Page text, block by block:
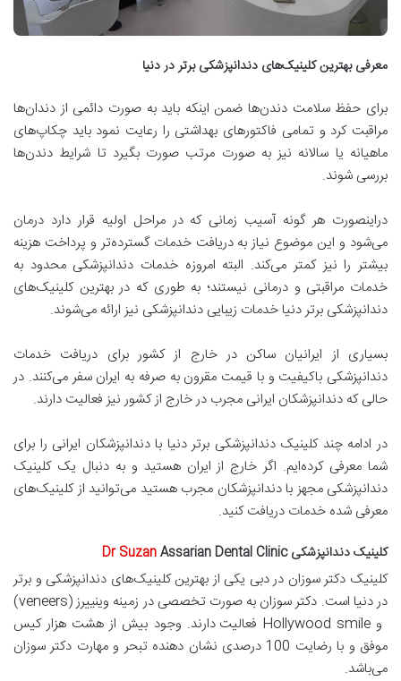
معرفی بهترین کلینیک‌های دندانپزشکی برتر در دنیا
برای حفظ سلامت دندن‌ها ضمن اینکه باید به صورت دائمی از دندان‌ها
مراقبت کرد و تمامی فاکتورهای بهداشتی را رعایت نمود باید چکاپ‌های
ماهیانه یا سالانه نیز به صورت مرتب صورت بگیرد تا شرایط دندن‌ها
بررسی شوند.
دراینصورت هر گونه آسیب زمانی که در مراحل اولیه قرار دارد درمان
می‌شود و این موضوع نیاز به دریافت خدمات گسترده‌تر و پرداخت هزینه
بیشتر را نیز کمتر می‌کند. البته امروزه خدمات دندانپزشکی محدود به
خدمات مراقبتی و درمانی نیستند؛ به طوری که در بهترین کلینیک‌های
دندانپزشکی برتر دنیا خدمات زیبایی دندانپزشکی نیز ارائه می‌شوند.
بسیاری از ایرانیان ساکن در خارج از کشور برای دریافت خدمات
دندانپزشکی باکیفیت و با قیمت مقرون به صرفه به ایران سفر می‌کنند. در
حالی که دندانپزشکان ایرانی مجرب در خارج از کشور نیز فعالیت دارند.
در ادامه چند کلینیک دندانپزشکی برتر دنیا با دندانپزشکان ایرانی را برای
شما معرفی کرده‌ایم. اگر خارج از ایران هستید و به دنبال یک کلینیک
دندانپزشکی مجهز با دندانپزشکان مجرب هستید می‌توانید از کلینیک‌های
معرفی شده خدمات دریافت کنید.
کلینیک دندانپزشکی Dr SuzanAssarian Dental Clinic
کلینیک دکتر سوزان در دبی یکی از بهترین کلینیک‌های دندانپزشکی و برتر
در دنیا است. دکتر سوزان به صورت تخصصی در زمینه وینییرز (veneers)
و Hollywood smile
فعالیت دارند. وجود بیش از هشت هزار کیس
موفق و با رضایت 100 درصدی نشان دهنده تبحر و مهارت دکتر سوزان
می‌باشد.